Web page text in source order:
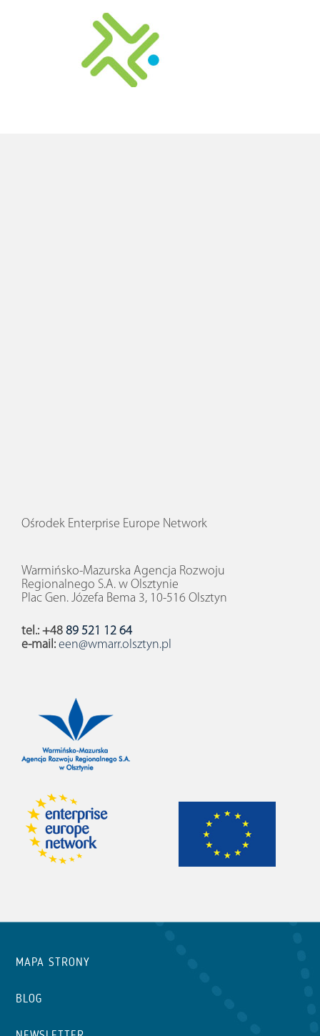
Ośrodek Enterprise Europe Network
Warmińsko-Mazurska Agencja Rozwoju
Regionalnego S.A. w Olsztynie
Plac Gen. Józefa Bema 3, 10-516 Olsztyn
tel.: +48 89 521 12 64
e-mail: een@wmarr.olsztyn.pl
MAPA STRONY
BLOG